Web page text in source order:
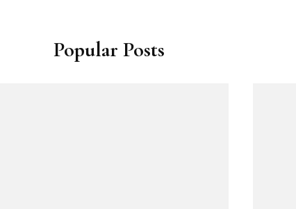
Popular Posts